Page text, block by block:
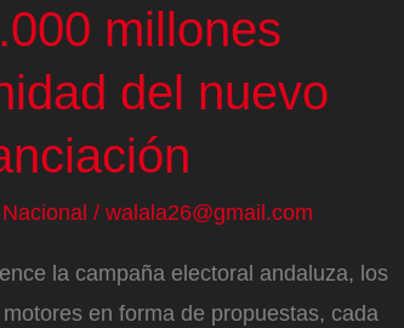
millones
del nuevo
Nacional / walala26@gmail.com
la campaña electoral andaluza, los
en forma de propuestas, cada